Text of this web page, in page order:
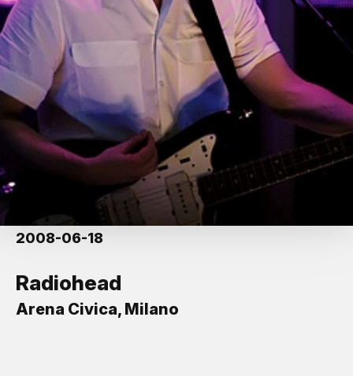
2008-06-18
Radiohead
Arena Civica, Milano